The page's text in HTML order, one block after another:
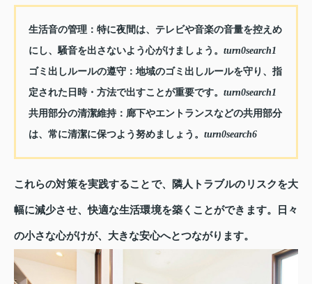
生活音の管理：特に夜間は、テレビや音楽の音量を控えめ
にし、騒音を出さないよう心がけましょう。 turn0search1
ゴミ出しルールの遵守：地域のゴミ出しルールを守り、指
定された日時・方法で出すことが重要です。 turn0search1
共用部分の清潔維持：廊下やエントランスなどの共用部分
は、常に清潔に保つよう努めましょう。 turn0search6
これらの対策を実践することで、隣人トラブルのリスクを大
幅に減少させ、快適な生活環境を築くことができます。日々
の小さな心がけが、大きな安心へとつながります。